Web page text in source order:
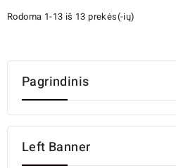
Rodoma 1-13 iš 13 prekės(-ių)
Pagrindinis
Left Banner